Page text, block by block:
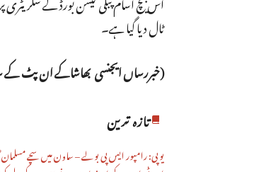
ٹال دیا گیا ہے۔
(خبررساں ایجنسی بھاشاکے ان پٹ کے
تازہ ترین
یوپی: رامپور ایس پی بولے – ساون میں سچے مسلمان